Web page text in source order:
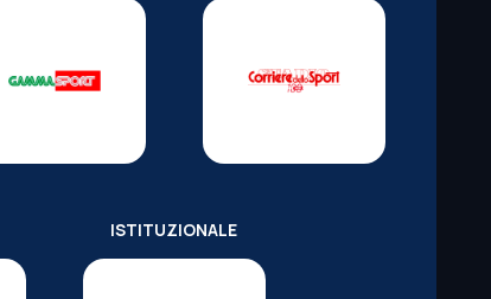
ISTITUZIONALE